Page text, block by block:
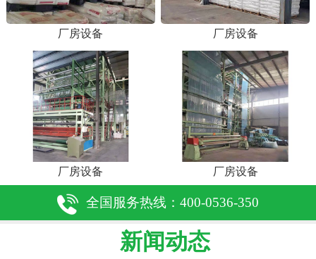
厂房设备 厂房设备
厂房设备 厂房设备
全国服务热线：400-0536-350
新闻动态